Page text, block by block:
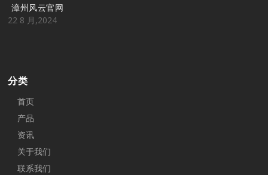
漳州风云官网
22 8 月,2024
分类
首页
产品
资讯
关于我们
联系我们